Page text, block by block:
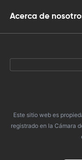
Acerca de
Este sitio web es
registrado en la Cámara